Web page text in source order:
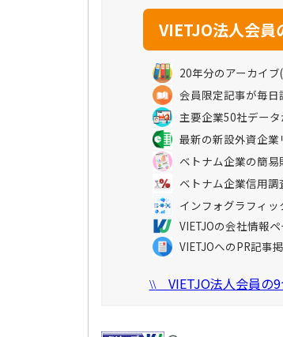
20年分のアーカイ
会員限定記事が毎日
主要企業50社デー
最新の新設外資企
ベトナム企業の簡
ベトナム企業信用
インフォグラフィ
VIETJOの会社情報
VIETJOへのPR記事
\\VIETJO法人会員の9